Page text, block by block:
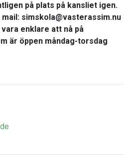
på plats på kansliet igen.
simskola@vasterassim.nu
enklare att nå på
är öppen måndag-torsdag